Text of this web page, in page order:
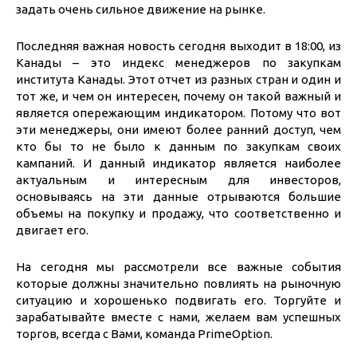
задать очень сильное движение на рынке.
Последняя важная новость сегодня выходит в 18:00, из
Канады – это индекс менеджеров по закупкам
института Канады. Этот отчет из разных стран и один и
тот же, и чем он интересен, почему он такой важный и
является опережающим индикатором. Потому что вот
эти менеджеры, они имеют более ранний доступ, чем
кто бы то не было к данным по закупкам своих
кампаний. И данный индикатор является наиболее
актуальным и интересным для инвесторов,
основываясь на эти данные отрываются большие
объемы на покупку и продажу, что соответственно и
двигает его.
На сегодня мы рассмотрели все важные события
которые должны значительно повлиять на рыночную
ситуацию и хорошенько подвигать его. Торгуйте и
зарабатывайте вместе с нами, желаем вам успешных
торгов, всегда с Вами, команда PrimeOption.